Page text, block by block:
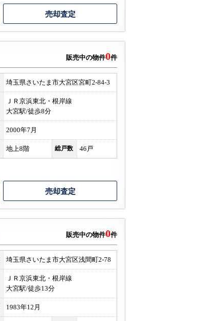
売却査定
販売中の物件0件
埼玉県さいたま市大宮区宮町2-84-3
ＪＲ京浜東北・根岸線
大宮駅/徒歩8分
2000年7月
地上8階 総戸数 46戸
売却査定
販売中の物件0件
埼玉県さいたま市大宮区浅間町2-78
ＪＲ京浜東北・根岸線
大宮駅/徒歩13分
1983年12月